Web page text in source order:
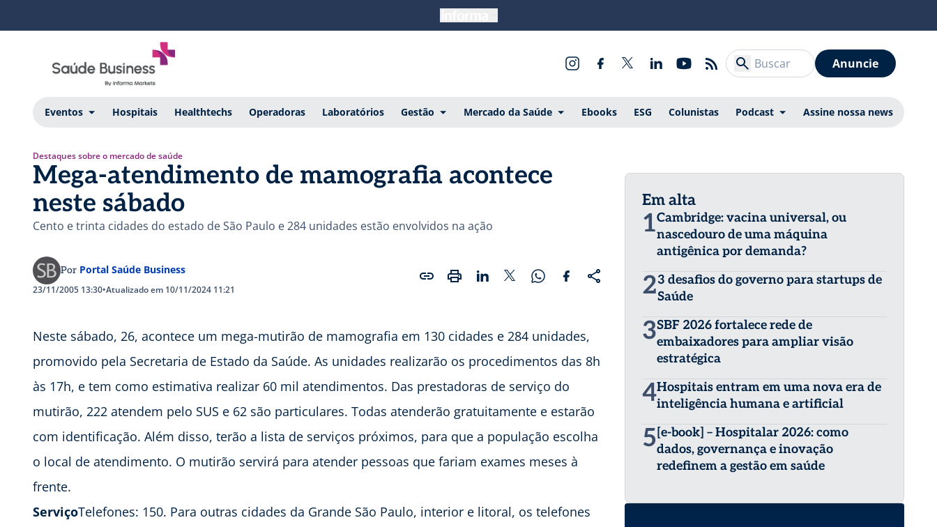
Anuncie
Eventos Hospitais Healthtechs Operadoras Laboratórios Gestão Mercado da Saúde Ebooks ESG Colunistas Podcast Assine nossa news
Destaques sobre o mercado de saúde
Mega-atendimento de mamografia acontece
neste sábado
Cento e trinta cidades do estado de São Paulo e 284 unidades estão envolvidos na ação
Por Portal Saúde Business
23/11/2005 13:30•Atualizado em 10/11/2024 11:21
Neste sábado, 26, acontece um mega-mutirão de mamografia em 130 cidades e 284 unidades,
promovido pela Secretaria de Estado da Saúde. As unidades realizarão os procedimentos das 8h
às 17h, e tem como estimativa realizar 60 mil atendimentos. Das prestadoras de serviço do
mutirão, 222 atendem pelo SUS e 62 são particulares. Todas atenderão gratuitamente e estarão
com identificação. Além disso, terão a lista de serviços próximos, para que a população escolha
o local de atendimento. O mutirão servirá para atender pessoas que fariam exames meses à
frente.
ServiçoTelefones: 150. Para outras cidades da Grande São Paulo, interior e litoral, os telefones
Em alta
1Cambridge: vacina universal, ou
nascedouro de uma máquina
antigênica por demanda?
23 desafios do governo para startups de
Saúde
3SBF 2026 fortalece rede de
embaixadores para ampliar visão
estratégica
4Hospitais entram em uma nova era de
inteligência humana e artificial
5 [e-book] – Hospitalar 2026: como
dados, governança e inovação
redefinem a gestão em saúde